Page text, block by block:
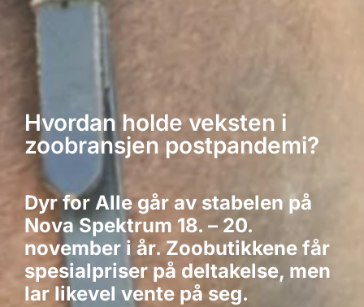
Hvordan holde veksten i
zoobransjen postpandemi?
Dyr for Alle går av stabelen på
Nova Spektrum 18. – 20.
november i år. Zoobutikkene får
spesialpriser på deltakelse, men
lar likevel vente på seg.